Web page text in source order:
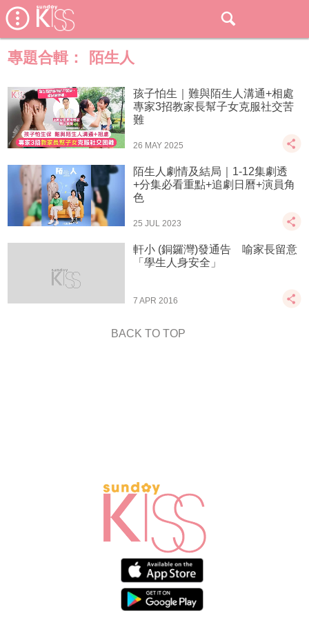
專題合輯： 陌生人
孩子怕生｜難與陌生人溝通+相處
專家3招教家長幫子女克服社交苦
難
26 MAY 2025
陌生人劇情及結局｜1-12集劇透
+分集必看重點+追劇日曆+演員角
色
25 JUL 2023
軒小 (銅鑼灣)發通告 喻家長留意
「學生人身安全」
7 APR 2016
BACK TO TOP